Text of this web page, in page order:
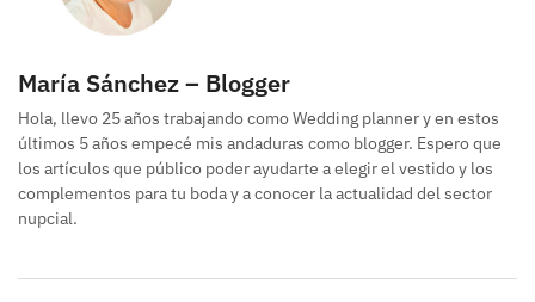
María Sánchez – Blogger
Hola, llevo 25 años trabajando como Wedding planner y en estos
últimos 5 años empecé mis andaduras como blogger. Espero que
los artículos que público poder ayudarte a elegir el vestido y los
complementos para tu boda y a conocer la actualidad del sector
nupcial.